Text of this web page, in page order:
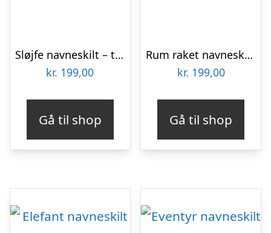
Sløjfe navneskilt – træ
kr. 199,00
Gå til shop
Rum raket navneskilt – træ
kr. 199,00
Gå til shop